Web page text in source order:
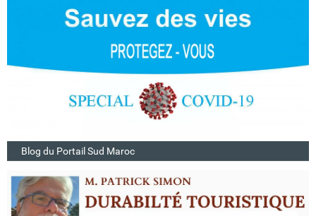
Blog du Portail Sud Maroc